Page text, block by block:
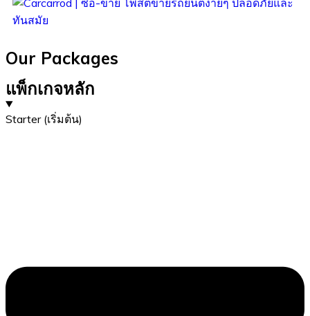
Our Packages
แพ็กเกจหลัก
Starter (เริ่มต้น)